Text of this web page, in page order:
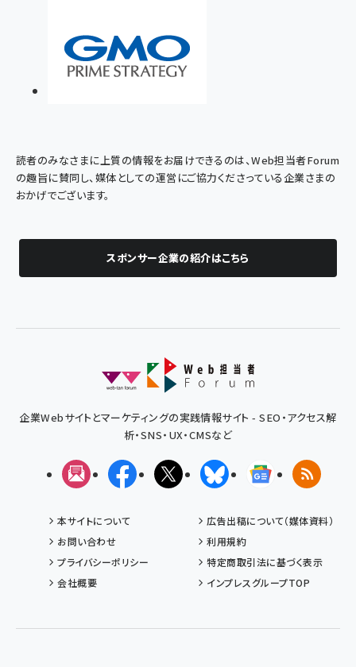
読者のみなさまに上質の情報をお届けできるのは、Web担当者Forum
の趣旨に賛同し、媒体としての運営にご協力くださっている企業さまの
おかげでございます。
スポンサー企業の紹介はこちら
企業Webサイトとマーケティングの実践情報サイト - SEO・アクセス解
析・SNS・UX・CMSなど
メルマガFacebookX(エックス)BlueskyGoogleニュ
RSS
本サイトについて
広告出稿について（媒体資料）
お問い合わせ
利用規約
プライバシーポリシー
特定商取引法に基づく表示
会社概要
インプレスグループTOP